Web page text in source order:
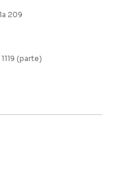
209
(parte)